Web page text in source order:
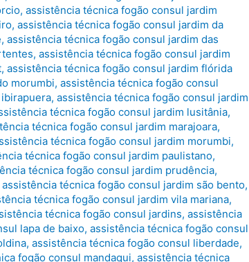
, assistência técnica fogão consul jardim
, assistência técnica fogão consul jardim da
, assistência técnica fogão consul jardim das
, assistência técnica fogão consul jardim
, assistência técnica fogão consul jardim flórida
morumbi, assistência técnica fogão consul
, assistência técnica fogão consul jardim
técnica fogão consul jardim lusitânia,
técnica fogão consul jardim marajoara,
técnica fogão consul jardim morumbi,
técnica fogão consul jardim paulistano,
técnica fogão consul jardim prudência,
assistência técnica fogão consul jardim são bento,
técnica fogão consul jardim vila mariana,
técnica fogão consul jardins, assistência
lapa de baixo, assistência técnica fogão consul
, assistência técnica fogão consul liberdade,
fogão consul mandaqui, assistência técnica